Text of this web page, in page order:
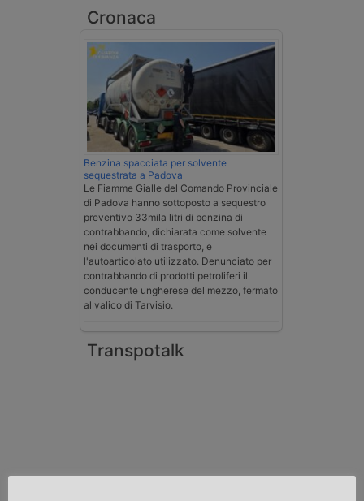
Cronaca
Benzina spacciata per solvente
sequestrata a Padova
Le Fiamme Gialle del Comando Provinciale
di Padova hanno sottoposto a sequestro
preventivo 33mila litri di benzina di
contrabbando, dichiarata come solvente
nei documenti di trasporto, e
l'autoarticolato utilizzato. Denunciato per
contrabbando di prodotti petroliferi il
conducente ungherese del mezzo, fermato
al valico di Tarvisio.
Transpotalk